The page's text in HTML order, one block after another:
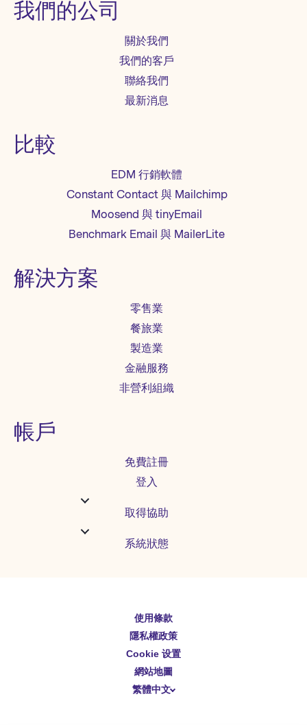
我們的公司
關於我們
我們的客戶
聯絡我們
最新消息
比較
EDM 行銷軟體
Constant Contact 與 Mailchimp
Moosend 與 tinyEmail
Benchmark Email 與 MailerLite
解決方案
零售業
餐旅業
製造業
金融服務
非營利組織
帳戶
免費註冊
登入
取得協助
系統狀態
使用條款
隱私權政策
Cookie 设置
網站地圖
繁體中文
English
Español
Deutsch
简体中文